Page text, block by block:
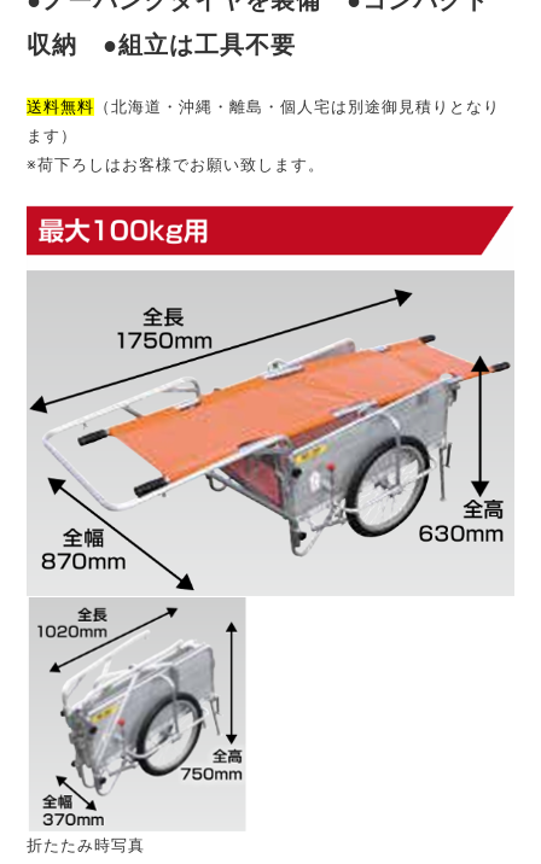
収納 ●組立は工具不要
送料無料 （北海道・沖縄・離島・個人宅は別途御見積りとなり
ます）
※荷下ろしはお客様でお願い致します。
折たたみ時写真